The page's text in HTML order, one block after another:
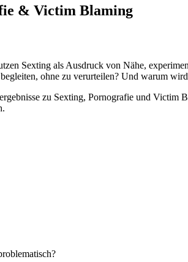
& Victim Blaming
Sexting als Ausdruck von Nähe,
ohne zu verurteilen? Und warum
zu Sexting, Pornografie und Victim